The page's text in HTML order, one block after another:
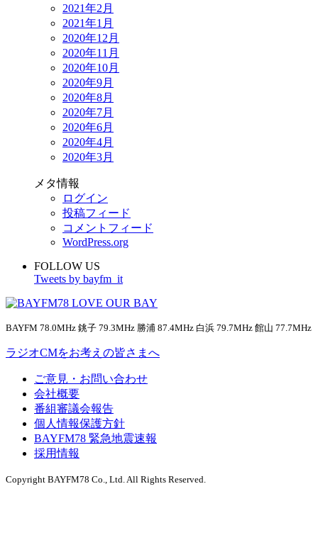
2021年2月
2021年1月
2020年12月
2020年11月
2020年10月
2020年9月
2020年8月
2020年7月
2020年6月
2020年4月
2020年3月
メタ情報
ログイン
投稿フィード
コメントフィード
WordPress.org
FOLLOW US
Tweets by bayfm_it
BAYFM 78.0MHz 銚子 79.3MHz 勝浦 87.4MHz 白浜 79.7MHz 館山 77.7MHz
ラジオCMをお考えの皆さまへ
ご意見・お問い合わせ
会社概要
番組審議会報告
個人情報保護方針
BAYFM78 緊急地震速報
採用情報
Copyright BAYFM78 Co., Ltd. All Rights Reserved.